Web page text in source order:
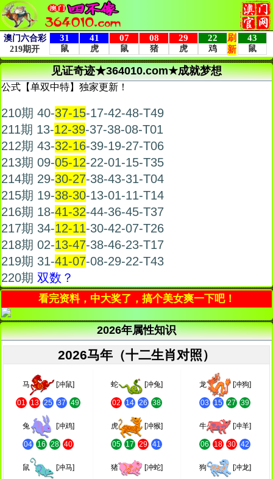
见证奇迹★364010.com★成就梦想
公式【单双中特】独家更新！
210期 40-37-15-17-42-48-T49
211期 13-12-39-37-38-08-T01
212期 43-32-16-39-19-27-T06
213期 09-05-12-22-01-15-T35
214期 29-30-27-38-43-31-T04
215期 19-38-30-13-01-11-T14
216期 18-41-32-44-36-45-T37
217期 34-12-11-30-42-07-T26
218期 02-13-47-38-46-23-T17
219期 31-41-07-08-29-22-T43
220期 双数？
看完资料，中大奖了，搞个美女爽一下吧！
2026年属性知识
2026马年（十二生肖对照）
马 [冲鼠]
01 13 25 37 49
蛇 [冲兔]
02 14 26 38
龙 [冲狗]
03 15 27 39
兔 [冲鸡]
04 16 28 40
虎 [冲猴]
05 17 29 41
牛 [冲羊]
06 18 30 42
鼠 [冲马] 猪 [冲蛇] 狗 [冲龙]